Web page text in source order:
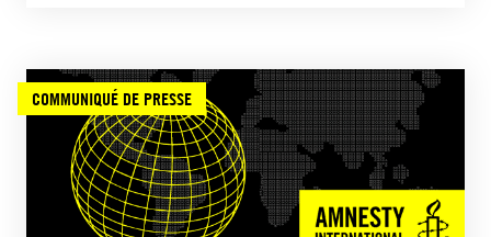
COMMUNIQUÉ DE PRESSE